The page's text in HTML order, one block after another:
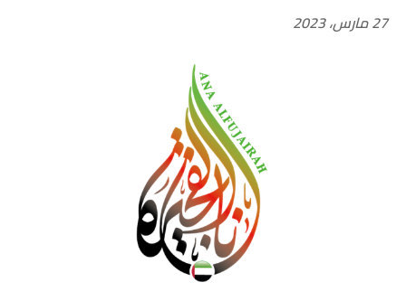
27 مارس، 2023